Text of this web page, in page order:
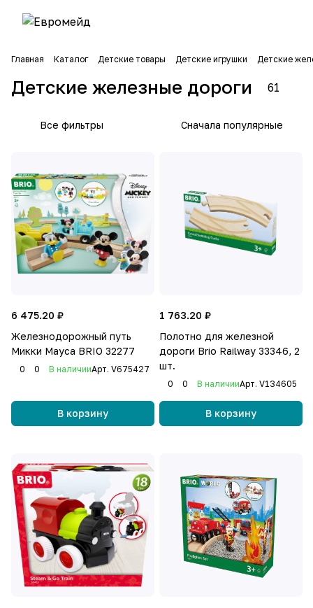
Главная Каталог Детские товары Детские игрушки Детские
Детские железные дороги 61
Все фильтры Сначала популярные
6 475.20 ₽
Железнодорожный путь
Микки Мауса BRIO 32277
0 0 В наличииАрт. V675427
В корзину
1 763.20 ₽
Полотно для железной
дороги Brio Railway 33346, 2
шт.
0 0 В наличииАрт. V134605
В корзину